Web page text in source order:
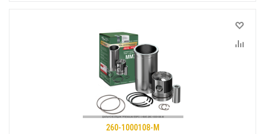
260-1000108-М